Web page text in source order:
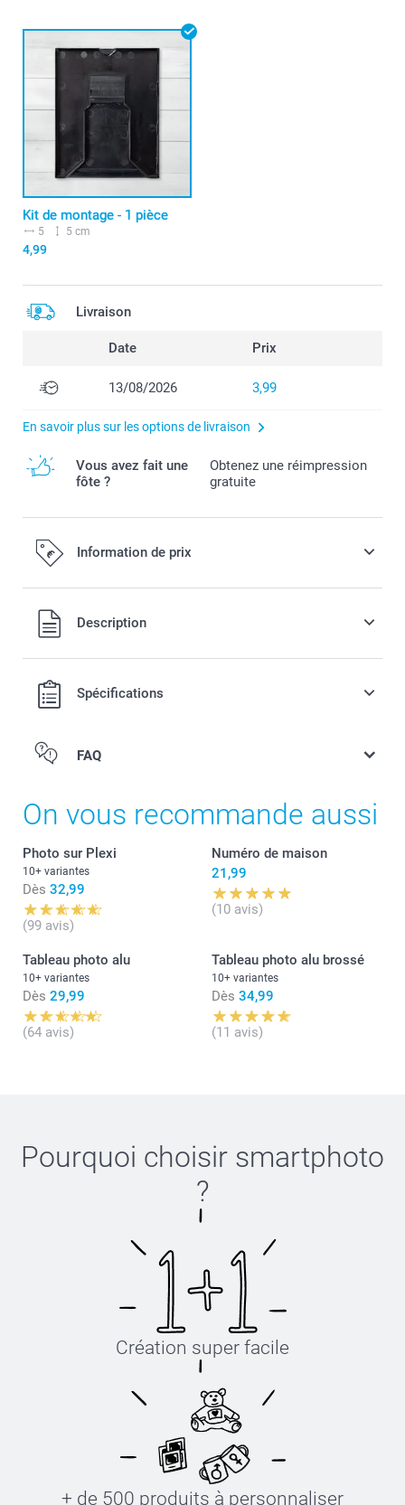
Kit de montage - 1 pièce
5 5 cm
4,99
Livraison
Date Prix
13/08/2026 3,99
En savoir plus sur les options de livraison
Vous avez fait une
fôte ?
Obtenez une réimpression
gratuite
Information de prix
Tous les prix sont en EURO (€), TVA incluse et hors frais de
port.
Description
Spécifications
Plaque de maison
Photo sur Aluminium
FAQ
On vous recommande aussi
Photo sur Plexi
10+ variantes
Dès 32,99
(99 avis)
Numéro de maison
21,99
(10 avis)
Tableau photo alu
10+ variantes
Dès 29,99
(64 avis)
Tableau photo alu brossé
10+ variantes
Dès 34,99
(11 avis)
Pourquoi choisir smartphoto
?
Création super facile
+ de 500 produits à personnaliser